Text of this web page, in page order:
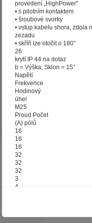
provedení „HighPower"
• s pilotním kontaktem
• šroubové svorky
• vstup kabelu shora, zdola
zezadu
• skříň lze otočit o 180°
26
krytí IP 44 na dotaz
b = Výška, Sklon = 15°
Napětí
Frekvence
Hodinový
úhel
M25
Proud Počet
(A) pólů
16
16
16
32
32
32
3
4
5
reklamy na
a nemuseli
souborů